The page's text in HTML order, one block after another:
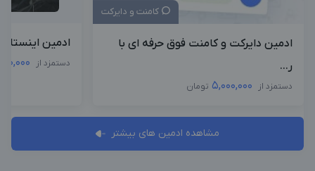
کامنت و دایرکت
ادمین دایرکت و کامنت فوق حرفه ای با
ر...
دستمزد از 5,000,000 تومان
ادمین
دستمزد از
مشاهده ادمین های بیشتر